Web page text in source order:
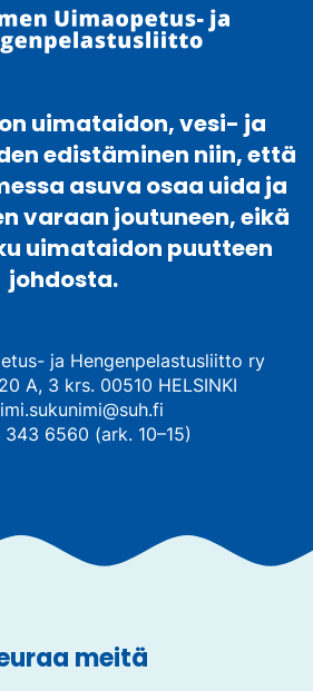
uimataidon, vesi- ja
edistäminen niin, että
asuva osaa uida ja
varaan joutuneen, eikä
uimataidon puutteen
johdosta.
ja Hengenpelastusliitto ry
A, 3 krs. 00510 HELSINKI
343 6560 (ark. 10–15)
meitä